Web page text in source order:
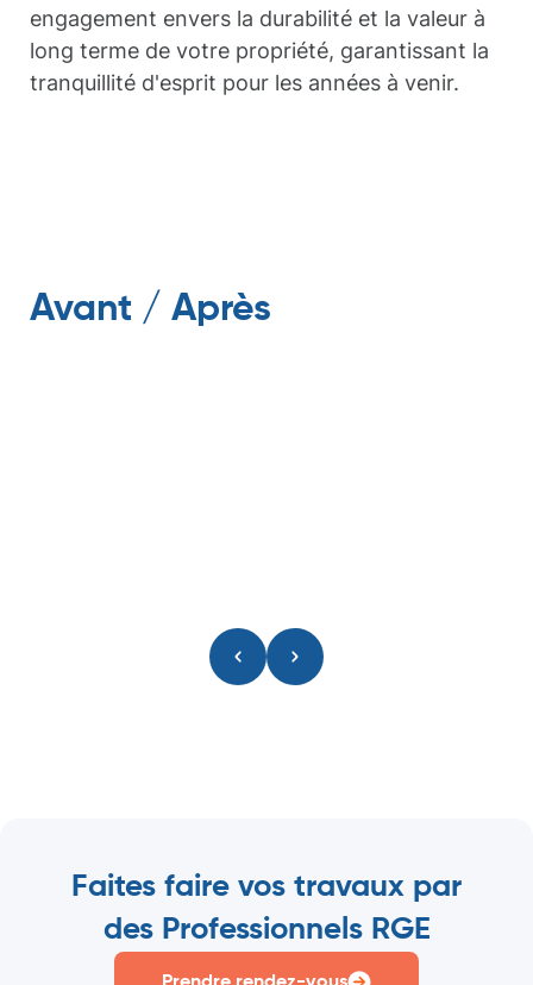
engagement envers la durabilité et la valeur à
long terme de votre propriété, garantissant la
tranquillité d'esprit pour les années à venir.
Avant / Après
Faites faire vos travaux par
des Professionnels RGE